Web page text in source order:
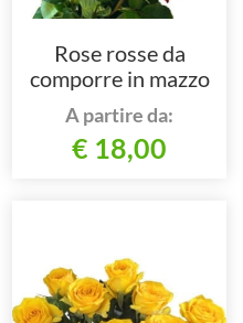
Rose rosse da
comporre in mazzo
per numero di steli.
A partire da:
€ 18,00